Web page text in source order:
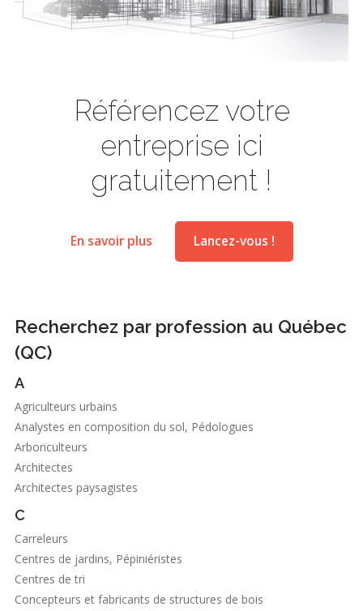
Référencez votre
entreprise ici
gratuitement !
En savoir plus Lancez-vous !
Recherchez par profession au Québec
(QC)
A
Agriculteurs urbains
Analystes en composition du sol, Pédologues
Arboriculteurs
Architectes
Architectes paysagistes
C
Carreleurs
Centres de jardins, Pépiniéristes
Centres de tri
Concepteurs et fabricants de structures de bois